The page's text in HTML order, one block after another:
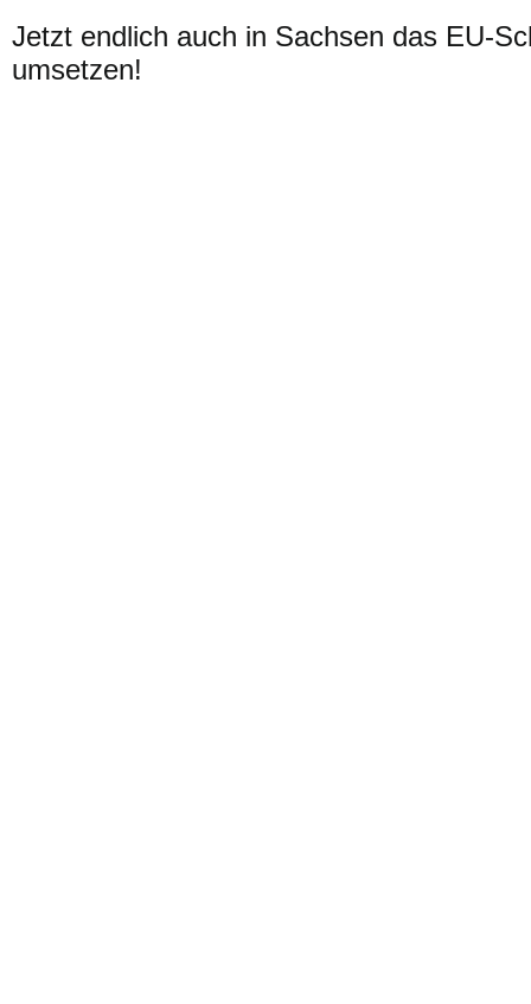
Jetzt endlich auch in Sachsen das EU-
umsetzen!